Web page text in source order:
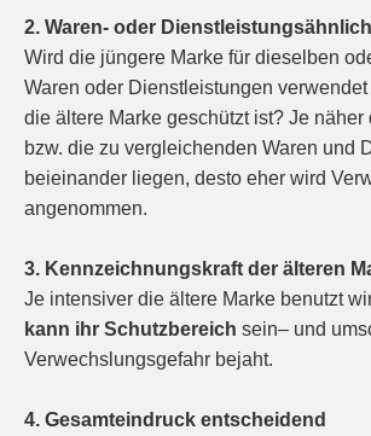
2. Waren- oder
Wird die jüngere Marke für dieselben
Waren oder Dienstleistungen
die ältere Marke geschützt ist? Je näher
bzw. die zu vergleichenden Waren und
beieinander liegen, desto eher wird
angenommen.
3. Kennzeichnungskraft der älteren
Je intensiver die ältere Marke benutzt
kann ihr Schutzbereich sein– und
Verwechslungsgefahr bejaht.
4. Gesamteindruck entscheidend